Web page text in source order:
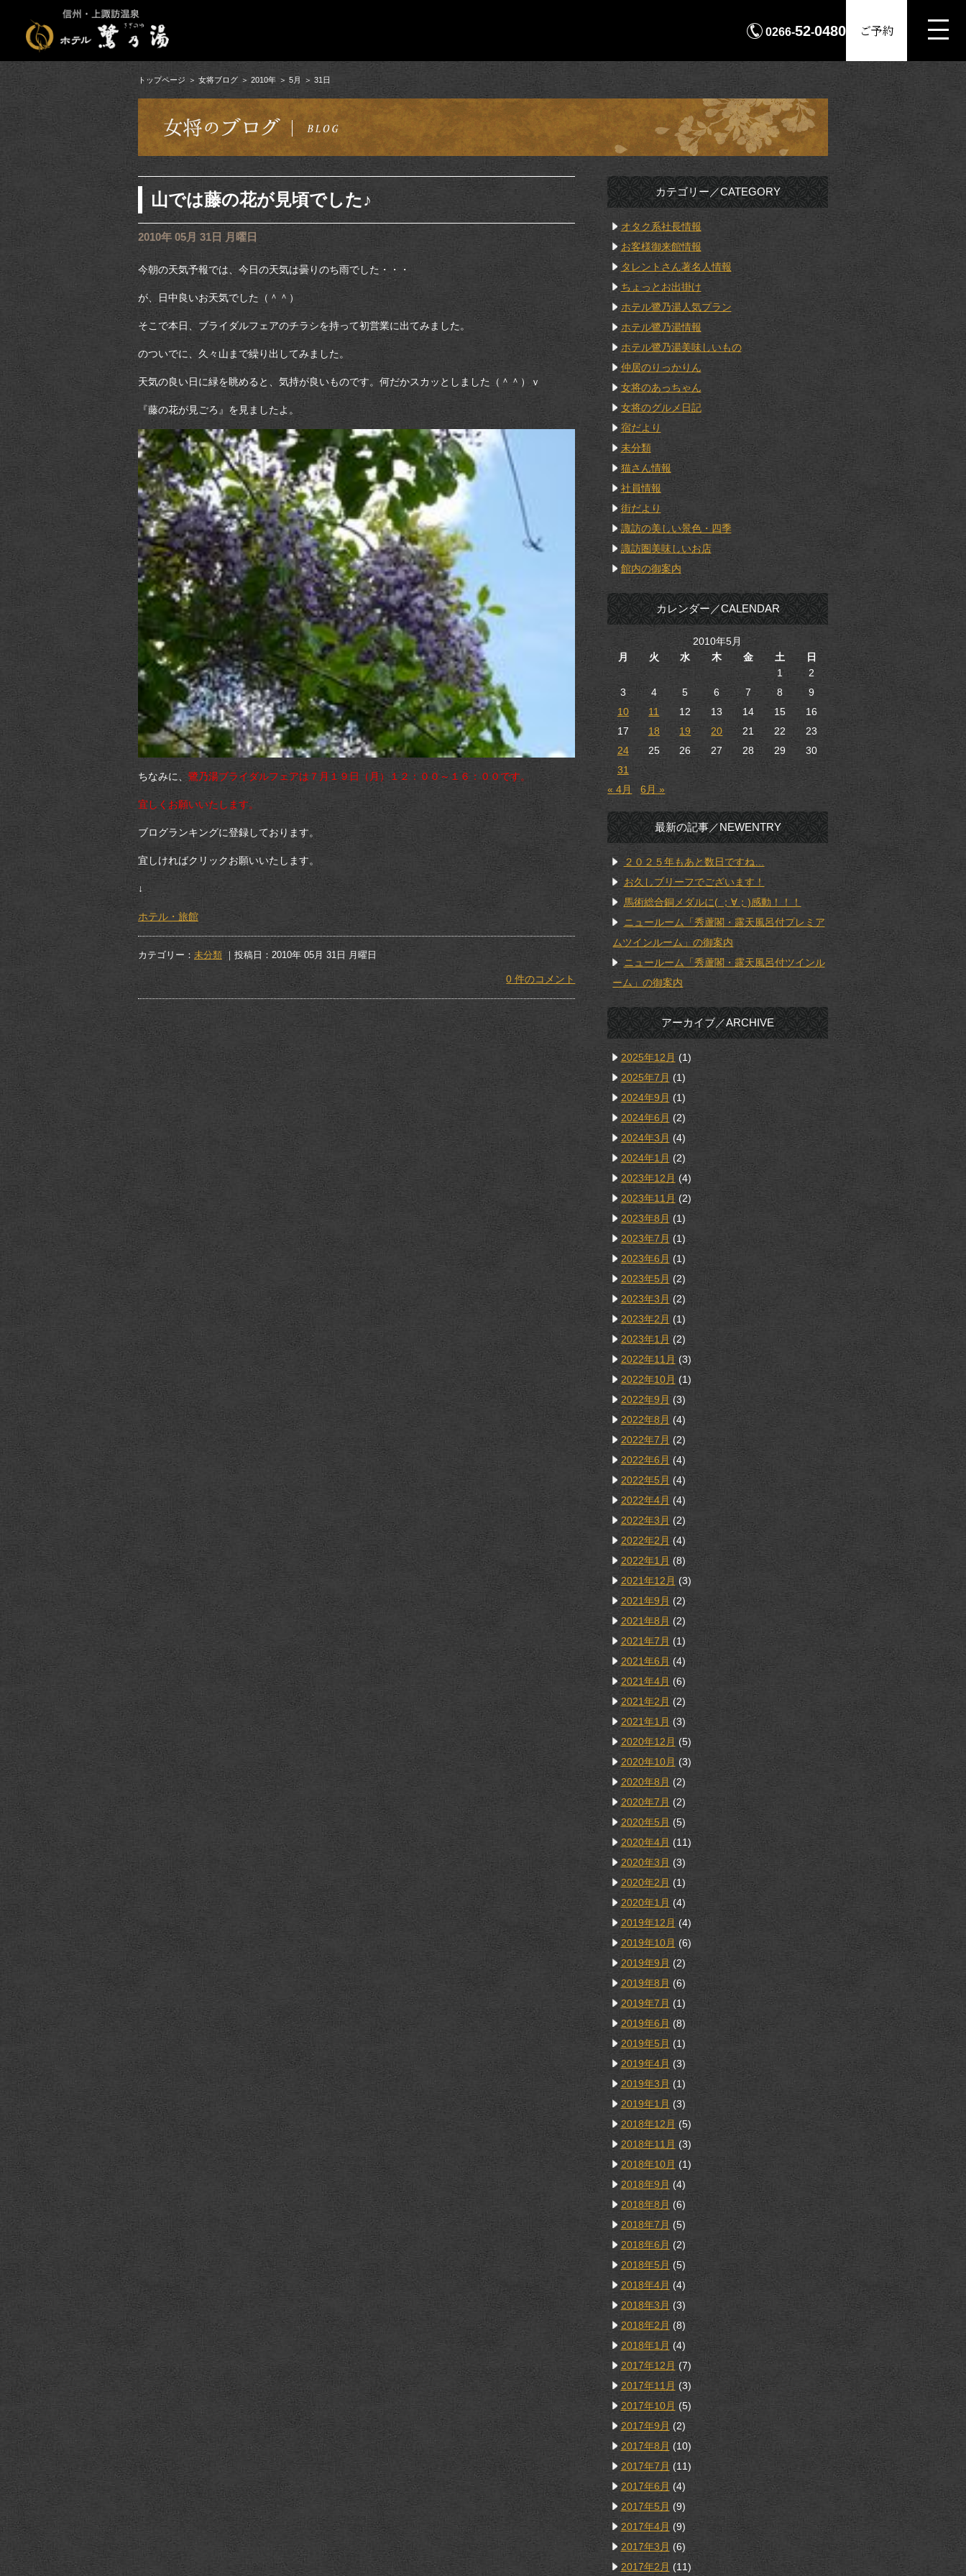
0266-52-0480 ご予約
トップページ 女将ブログ 2010年 5月 31日
山では藤の花が見頃でした♪
2010年 05月 31日 月曜日
今朝の天気予報では、今日の天気は曇りのち雨でした・・・
が、日中良いお天気でした（＾＾）
そこで本日、ブライダルフェアのチラシを持って初営業に出てみました。
のついでに、久々山まで繰り出してみました。
天気の良い日に緑を眺めると、気持が良いものです。何だかスカッとしました（＾＾）ｖ
『藤の花が見ごろ』を見ましたよ。
ちなみに、 鷺乃湯ブライダルフェアは７月１９日（月）１２：００～１６：００です。
宜しくお願いいたします。
ブログランキングに登録しております。
宜しければクリックお願いいたします。
↓
ホテル・旅館
カテゴリー： 未分類 ｜投稿日：2010年 05月 31日 月曜日
0 件のコメント
カテゴリー／CATEGORY
オタク系社長情報
お客様御来館情報
タレントさん著名人情報
ちょっとお出掛け
ホテル鷺乃湯人気プラン
ホテル鷺乃湯情報
ホテル鷺乃湯美味しいもの
仲居のりっかりん
女将のあっちゃん
女将のグルメ日記
宿だより
未分類
猫さん情報
社員情報
街だより
諏訪の美しい景色・四季
諏訪圏美味しいお店
館内の御案内
カレンダー／CALENDAR
2010年5月
月
火 水 木 金 土
日
1
2
3
4 5 6 7 8
9
10
11 12 13 14 15
16
17
18 19 20 21 22
23
24
25 26 27 28 29
30
31
« 4月
6月 »
最新の記事／NEWENTRY
２０２５年もあと数日ですね…
お久しブリーフでございます！
馬術総合銅メダルに( ；∀；)感動！！！
ニュールーム「秀蘆閣・露天風呂付プレミア
ムツインルーム」の御案内
ニュールーム「秀蘆閣・露天風呂付ツインル
ーム」の御案内
アーカイブ／ARCHIVE
2025年12月 (1)
2025年7月 (1)
2024年9月 (1)
2024年6月 (2)
2024年3月 (4)
2024年1月 (2)
2023年12月 (4)
2023年11月 (2)
2023年8月 (1)
2023年7月 (1)
2023年6月 (1)
2023年5月 (2)
2023年3月 (2)
2023年2月 (1)
2023年1月 (2)
2022年11月(3)
2022年10月 (1)
2022年9月(3)
2022年8月 (4)
2022年7月 (2)
2022年6月 (4)
2022年5月 (4)
2022年4月 (4)
2022年3月 (2)
2022年2月 (4)
2022年1月 (8)
2021年12月 (3)
2021年9月 (2)
2021年8月 (2)
2021年7月 (1)
2021年6月 (4)
2021年4月 (6)
2021年2月 (2)
2021年1月(3)
2020年12月 (5)
2020年10月 (3)
2020年8月 (2)
2020年7月 (2)
2020年5月 (5)
2020年4月 (11)
2020年3月 (3)
2020年2月 (1)
2020年1月 (4)
2019年12月 (4)
2019年10月 (6)
2019年9月 (2)
2019年8月 (6)
2019年7月 (1)
2019年6月 (8)
2019年5月 (1)
2019年4月 (3)
2019年3月(1)
2019年1月 (3)
2018年12月 (5)
2018年11月 (3)
2018年10月 (1)
2018年9月 (4)
2018年8月 (6)
2018年7月 (5)
2018年6月 (2)
2018年5月 (5)
2018年4月 (4)
2018年3月 (3)
2018年2月 (8)
2018年1月 (4)
2017年12月 (7)
2017年11月 (3)
2017年10月 (5)
2017年9月 (2)
2017年8月 (10)
2017年7月 (11)
2017年6月 (4)
2017年5月 (9)
2017年4月 (9)
2017年3月 (6)
2017年2月 (11)